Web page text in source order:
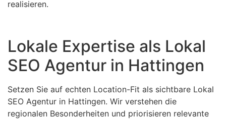
realisieren.
Lokale Expertise als Lokal
SEO Agentur in Hattingen
Setzen Sie auf echten Location-Fit als sichtbare Lokal
SEO Agentur in Hattingen. Wir verstehen die
regionalen Besonderheiten und priorisieren relevante